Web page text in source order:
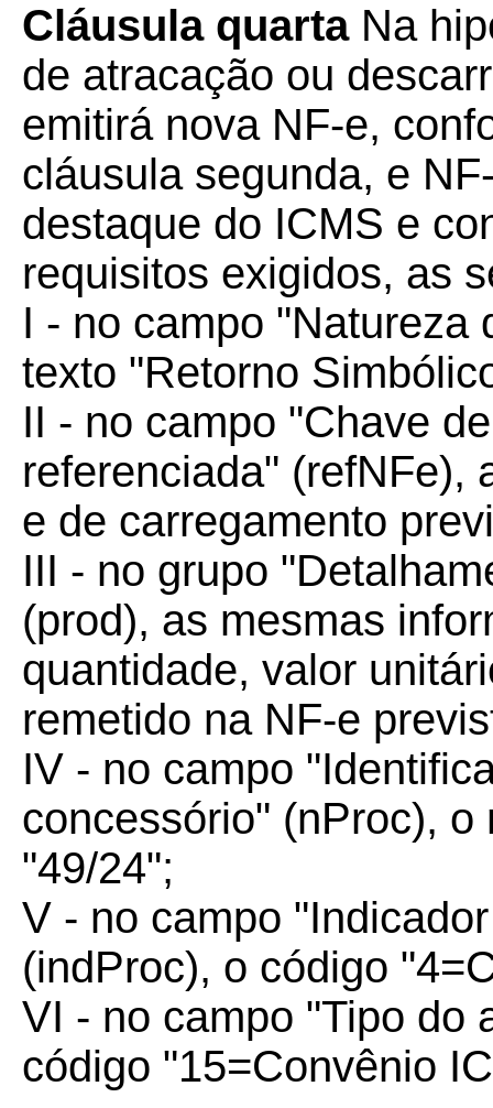
Cláusula quartaNa
de atracação ou
emitirá nova NF-e,
cláusula segunda, e
destaque do ICMS e
requisitos exigidos, as
I - no campo "Natureza
texto "Retorno
II - no campo "Chave
referenciada" (refNFe),
e de carregamento
III - no grupo
(prod), as mesmas
quantidade, valor
remetido na NF-e
IV - no campo
concessório" (nProc),
"49/24";
V - no campo
(indProc), o código
VI - no campo "Tipo do
código "15=Convênio